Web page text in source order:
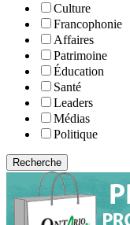
Culture
Francophonie
Affaires
Patrimoine
Éducation
Santé
Leaders
Médias
Politique